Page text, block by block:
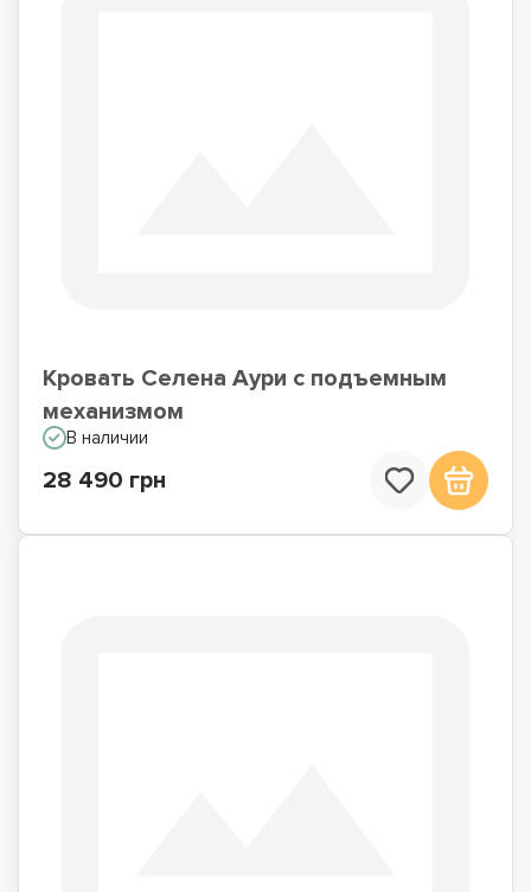
Кровать Селена Аури с подъемным
механизмом
В наличии
28 490 грн